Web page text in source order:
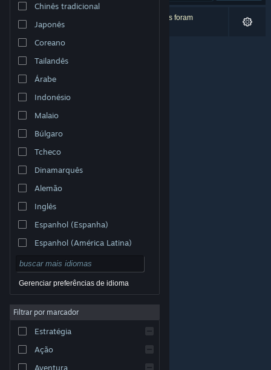
Alterar idioma
Baixe o aplicativo móvel do Steam
Ver versão para computadores
© Valve Corporation. Todos os direitos reservados.
respectivos donos nos EUA e em outros países.
Acessibilidade
Reembolsos|Cookies
Chinês tradicional
Japonês
Coreano
Tailandês
Árabe
Indonésio
Malaio
Búlgaro
Tcheco
Dinamarquês
Alemão
Inglês
Espanhol (Espanha)
Espanhol (América Latina)
Gerenciar preferências de idioma
Filtrar por marcador
Estratégia
Ação
Aventura
0 resultados correspondem à sua busca. 2 títulos foram
excluídos de acordo com as suas preferências.